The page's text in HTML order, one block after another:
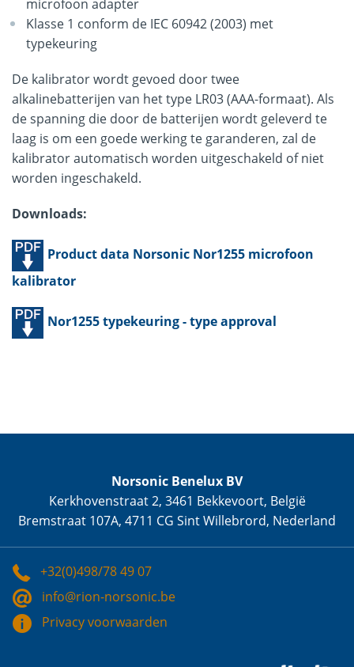
microfoon adapter
Klasse 1 conform de IEC 60942 (2003) met
typekeuring
De kalibrator wordt gevoed door twee
alkalinebatterijen van het type LR03 (AAA-formaat). Als
de spanning die door de batterijen wordt geleverd te
laag is om een goede werking te garanderen, zal de
kalibrator automatisch worden uitgeschakeld of niet
worden ingeschakeld.
Downloads:
Product data Norsonic Nor1255 microfoon
kalibrator
Nor1255 typekeuring - type approval
Norsonic Benelux BV
Kerkhovenstraat 2, 3461 Bekkevoort, België
Bremstraat 107A, 4711 CG Sint Willebrord, Nederland
+32(0)498/78 49 07
info@rion-norsonic.be
Privacy voorwaarden